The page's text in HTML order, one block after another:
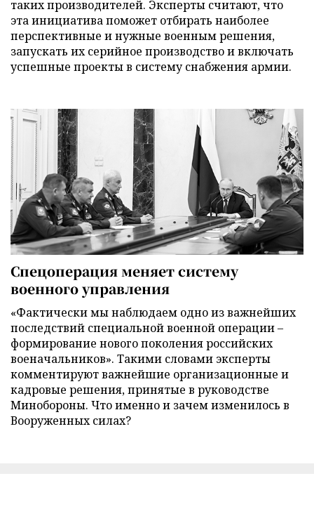
таких производителей. Эксперты считают, что
эта инициатива поможет отбирать наиболее
перспективные и нужные военным решения,
запускать их серийное производство и включать
успешные проекты в систему снабжения армии.
Спецоперация меняет систему
военного управления
«Фактически мы наблюдаем одно из важнейших
последствий специальной военной операции –
формирование нового поколения российских
военачальников». Такими словами эксперты
комментируют важнейшие организационные и
кадровые решения, принятые в руководстве
Минобороны. Что именно и зачем изменилось в
Вооруженных силах?